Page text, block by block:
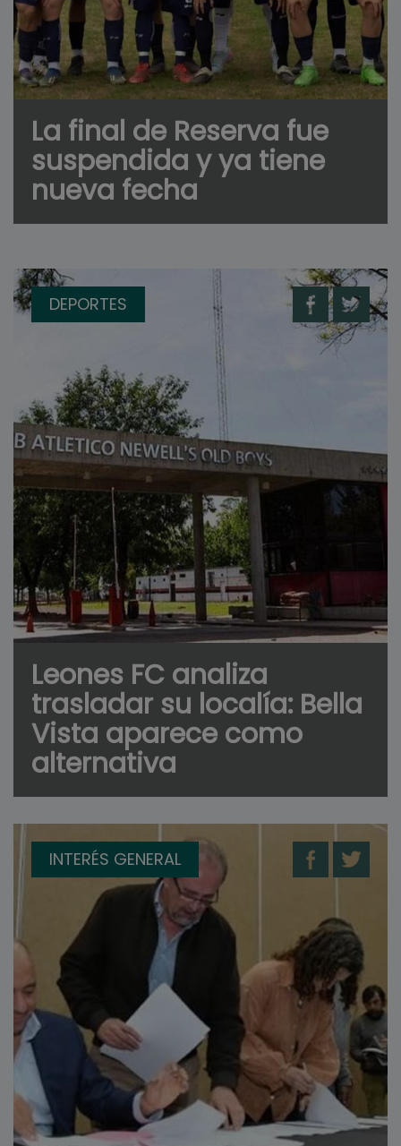
La final de Reserva fue
suspendida y ya tiene
nueva fecha
DEPORTES
Leones FC analiza
trasladar su localía: Bella
Vista aparece como
alternativa
INTERÉS GENERAL